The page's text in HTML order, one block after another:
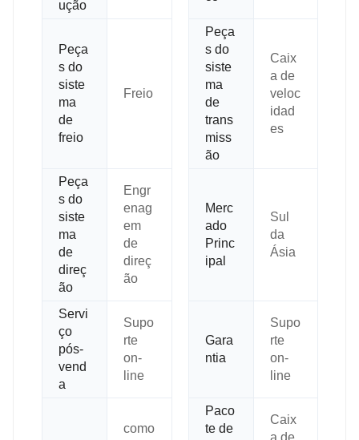
ução
Peça
s do
siste
ma
de
freio
Freio
Peça
s do
siste
ma
de
trans
miss
ão
Caix
a de
veloc
idad
es
Peça
s do
siste
ma
de
direç
ão
Engr
enag
em
de
direç
ão
Merc
ado
Princ
ipal
Sul
da
Ásia
Servi
ço
pós-
vend
a
Supo
rte
on-
line
Gara
ntia
Supo
rte
on-
line
como
Paco
te de
Caix